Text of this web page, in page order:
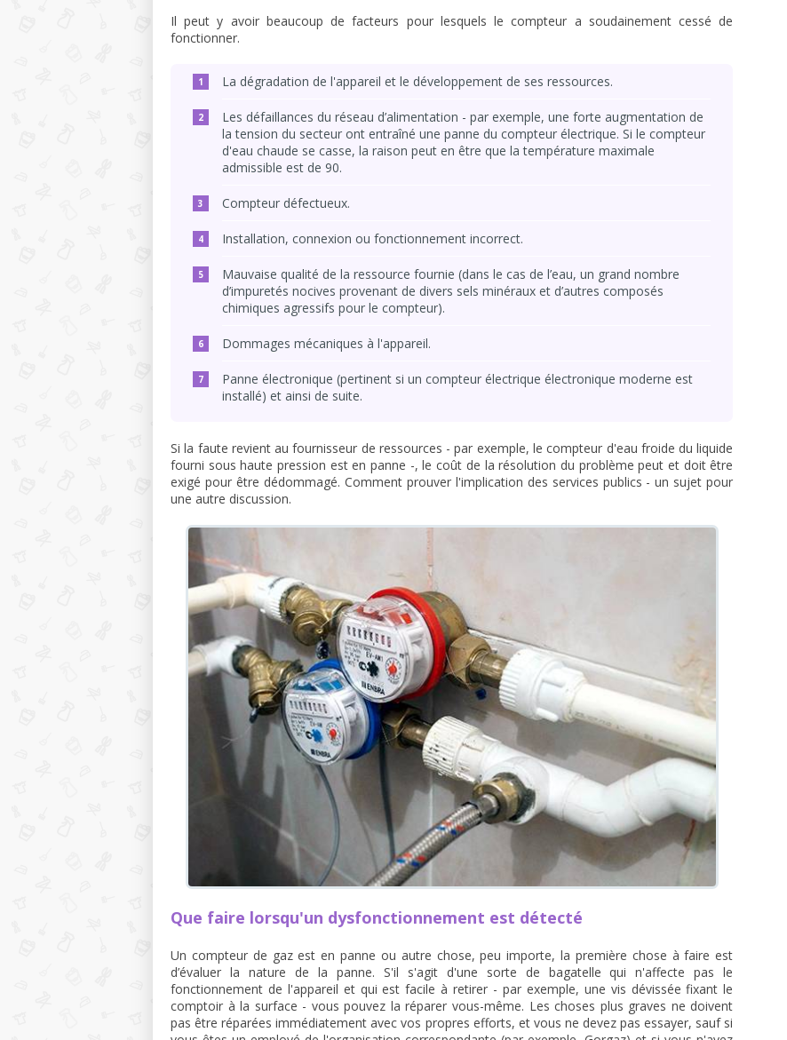
Il peut y avoir beaucoup de facteurs pour lesquels le compteur a soudainement cessé de
fonctionner.
La dégradation de l'appareil et le développement de ses ressources.
Les défaillances du réseau d’alimentation - par exemple, une forte augmentation de
la tension du secteur ont entraîné une panne du compteur électrique. Si le compteur
d'eau chaude se casse, la raison peut en être que la température maximale
admissible est de 90.
Compteur défectueux.
Installation, connexion ou fonctionnement incorrect.
Mauvaise qualité de la ressource fournie (dans le cas de l’eau, un grand nombre
d’impuretés nocives provenant de divers sels minéraux et d’autres composés
chimiques agressifs pour le compteur).
Dommages mécaniques à l'appareil.
Panne électronique (pertinent si un compteur électrique électronique moderne est
installé) et ainsi de suite.
Si la faute revient au fournisseur de ressources - par exemple, le compteur d'eau froide du liquide
fourni sous haute pression est en panne -, le coût de la résolution du problème peut et doit être
exigé pour être dédommagé. Comment prouver l'implication des services publics - un sujet pour
une autre discussion.
Que faire lorsqu'un dysfonctionnement est détecté
Un compteur de gaz est en panne ou autre chose, peu importe, la première chose à faire est
d’évaluer la nature de la panne. S'il s'agit d'une sorte de bagatelle qui n'affecte pas le
fonctionnement de l'appareil et qui est facile à retirer - par exemple, une vis dévissée fixant le
comptoir à la surface - vous pouvez la réparer vous-même. Les choses plus graves ne doivent
pas être réparées immédiatement avec vos propres efforts, et vous ne devez pas essayer, sauf si